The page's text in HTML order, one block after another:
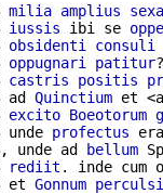
milia amplius
iussis ibi se
obsidenti consuli
oppugnari patitur?
castris positis
ad Quinctium et
excito Boeotorum
unde profectus
, unde ad bellum
rediit . inde cum
et Gonnum